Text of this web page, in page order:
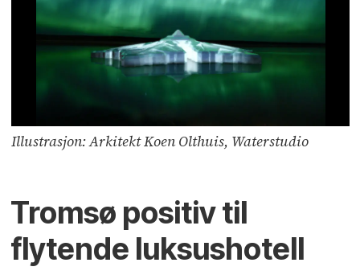
Illustrasjon: Arkitekt Koen Olthuis, Waterstudio
Tromsø positiv til
flytende luksushotell